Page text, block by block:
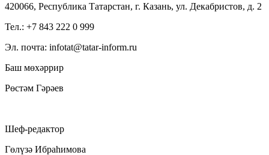
420066, Республика Татарстан, г. Казань, ул. Декабристов, д. 2
Тел.: +7 843 222 0 999
Эл. почта: infotat@tatar-inform.ru
Баш мөхәррир
Рөстәм Гәрәев
Шеф-редактор
Гөлүзә Ибраһимова